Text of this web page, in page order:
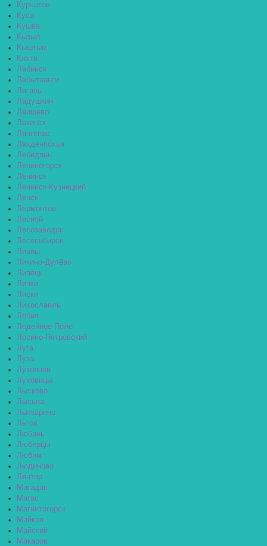
Курчатов
Куса
Кушва
Кызыл
Кыштым
Кяхта
Лабинск
Лабытнанги
Лагань
Ладушкин
Лаишево
Лакинск
Лангепас
Лахденпохья
Лебедянь
Лениногорск
Ленинск
Ленинск-Кузнецкий
Ленск
Лермонтов
Лесной
Лесозаводск
Лесосибирск
Ливны
Ликино-Дулёво
Липецк
Липки
Лиски
Лихославль
Лобня
Лодейное Поле
Лосино-Петровский
Луга
Луза
Лукоянов
Луховицы
Лысково
Лысьва
Лыткарино
Льгов
Любань
Люберцы
Любим
Людиново
Лянтор
Магадан
Магас
Магнитогорск
Майкоп
Майский
Макаров